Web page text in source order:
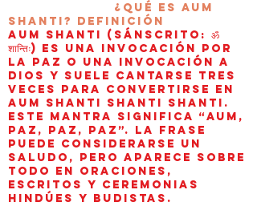
¿Qué es AUM
Shanti? Definición
AUM Shanti (sánscrito: ॐ
शान्तिः) es una invocación por
la paz o una invocación a
Dios y suele cantarse tres
veces para convertirse en
aum shanti shanti shanti.
Este mantra significa “AUM,
paz, paz, paz”. La frase
puede considerarse un
saludo, pero aparece sobre
todo en oraciones,
escritos y ceremonias
hindúes y budistas.